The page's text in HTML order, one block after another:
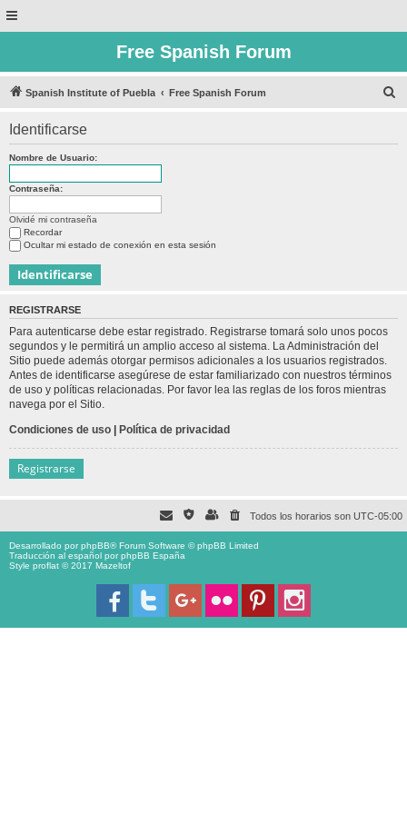
Free Spanish Forum
Spanish Institute of Puebla Free Spanish Forum
Identificarse
Nombre de Usuario:
Contraseña:
Olvidé mi contraseña
Recordar
Ocultar mi estado de conexión en esta sesión
REGISTRARSE
Para autenticarse debe estar registrado. Registrarse tomará solo unos pocos
segundos y le permitirá un amplio acceso al sistema. La Administración del
Sitio puede además otorgar permisos adicionales a los usuarios registrados.
Antes de identificarse asegúrese de estar familiarizado con nuestros términos
de uso y políticas relacionadas. Por favor lea las reglas de los foros mientras
navega por el Sitio.
Condiciones de uso | Política de privacidad
Registrarse
Todos los horarios son UTC-05:00
Desarrollado porphpBB® Forum Software © phpBB Limited
Traducción al español porphpBB España
Style proflat © 2017 Mazeltof